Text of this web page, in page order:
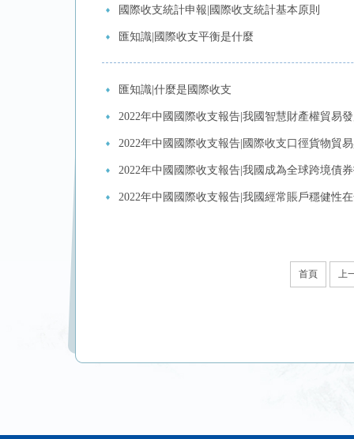
國際收支統計申報|國際收支統計基本原則
匯知識|國際收支平衡是什麼
匯知識|什麼是國際收支
2022年中國國際收支報告|我國智慧財產權貿易
2022年中國國際收支報告|國際收支口徑貨物貿
2022年中國國際收支報告|我國成為全球跨境債
2022年中國國際收支報告|我國經常賬戶穩健性
首頁 上